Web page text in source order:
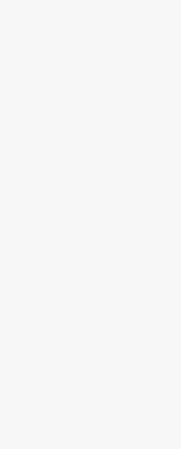
FLOARE-
Ковер
2,50×3,50 м,
FLOARE-
Ковер
2,50×2,50 м,